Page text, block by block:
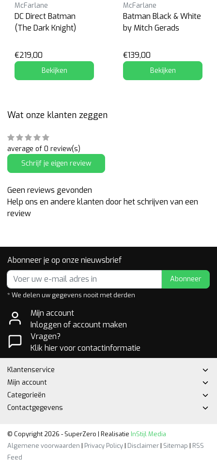
McFarlane
DC Direct Batman
(The Dark Knight)
€219,00
Bekijken
McFarlane
Batman Black & White
by Mitch Gerads
€139,00
Bekijken
Wat onze klanten zeggen
average of 0 review(s)
Schrijf je eigen review
Geen reviews gevonden
Help ons en andere klanten door het schrijven van een
review
Abonneer je op onze nieuwsbrief
Abonneer
* We delen uw gegevens nooit met derden
Mijn account
Inloggen of account maken
Vragen?
Klik hier voor contactinformatie
Klantenservice
Mijn account
Categorieën
Contactgegevens
© Copyright 2026 - SuperZero | Realisatie InStijl Media
Algemene voorwaarden | Privacy Policy| Disclaimer| Sitemap | RSS
Feed